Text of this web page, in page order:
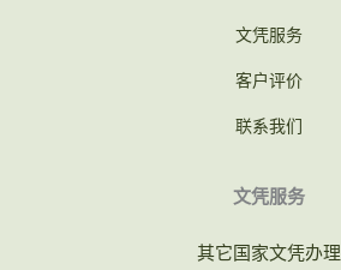
文凭服务
客户评价
联系我们
文凭服务
其它国家文凭办理